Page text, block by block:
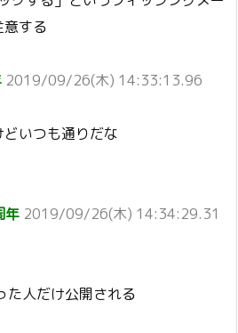
する
2019/09/26(木) 14:33:13.96
いつも通りだな
年 2019/09/26(木) 14:34:29.31
た人だけ公開される